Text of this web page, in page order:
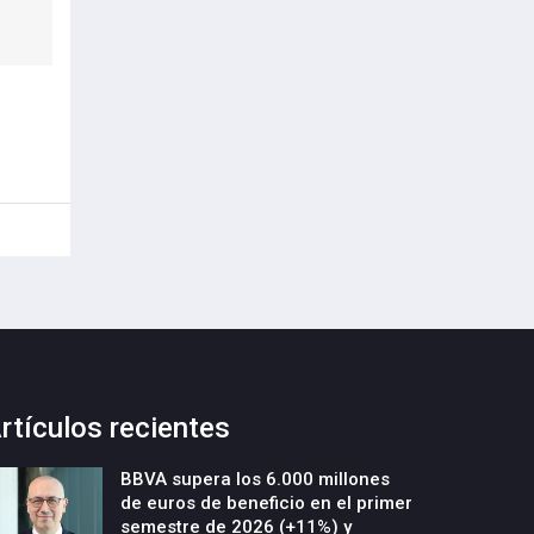
recientes
BBVA supera los 6.000 millones
de euros de beneficio en el primer
semestre de 2026 (+11%) y